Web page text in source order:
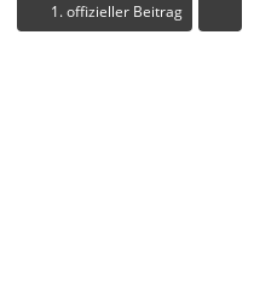
1. offizieller Beitrag